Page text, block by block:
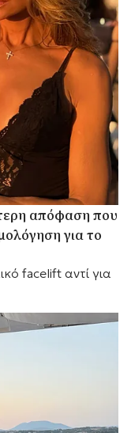
απόφαση που
για το
facelift αντί για